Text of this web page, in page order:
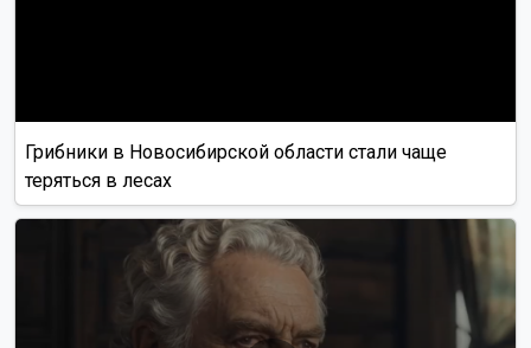
Грибники в Новосибирской области стали чаще
теряться в лесах